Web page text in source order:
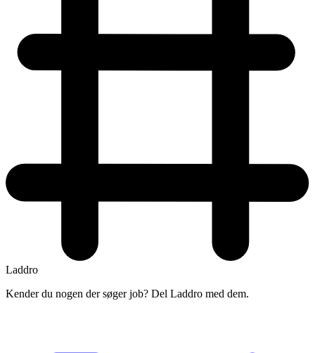
Laddro
Kender du nogen der søger job? Del Laddro med dem.